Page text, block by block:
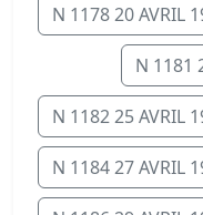
N 1178 20 AVRIL
N 1181
N 1182 25 AVRIL
N 1184 27 AVRIL